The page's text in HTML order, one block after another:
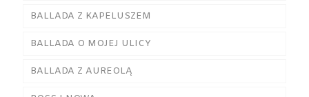
BALLADA Z KAPELUSZEM
BALLADA O MOJEJ ULICY
BALLADA Z AUREOLĄ